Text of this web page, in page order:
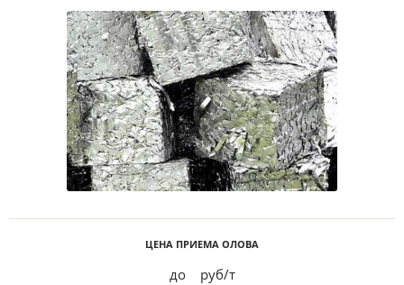
ЦЕНА ПРИЕМА ОЛОВА
до руб/т